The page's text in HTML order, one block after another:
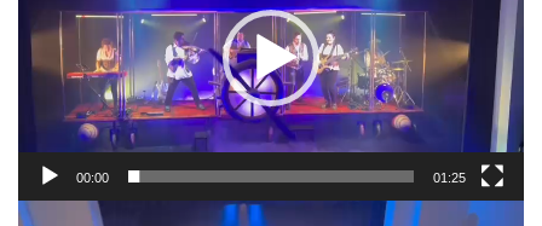
00:00 01:25
Reproductor